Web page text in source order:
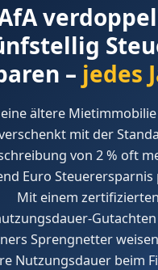
– jedes
ältere
mit der
von 2 % oft
Euro Steuerersparnis
Mit einem zertifizierten
Sprengnetter
Nutzungsdauer beim